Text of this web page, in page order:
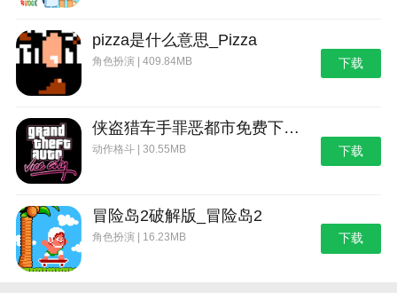
pizza是什么意思_Pizza
角色扮演 | 409.84MB 下载
侠盗猎车手罪恶都市免费下载_侠盗猎车手：罪恶都市
动作格斗 | 30.55MB 下载
冒险岛2破解版_冒险岛2
角色扮演 | 16.23MB 下载